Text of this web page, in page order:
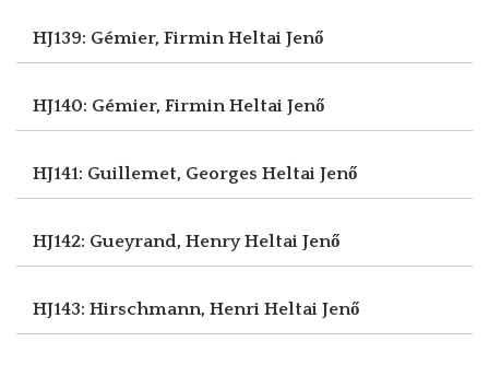
HJ139: Gémier, FirminHeltai Jenő
HJ140: Gémier, FirminHeltai Jenő
HJ141: Guillemet, Georges Heltai Jenő
HJ142: Gueyrand, HenryHeltai Jenő
HJ143: Hirschmann, Henri Heltai Jenő